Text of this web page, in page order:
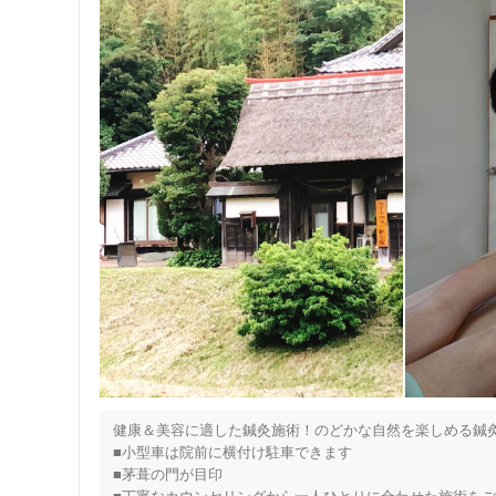
健康＆美容に適した鍼灸施術！のどかな自然を楽しめる鍼
■小型車は院前に横付け駐車できます
■茅葺の門が目印